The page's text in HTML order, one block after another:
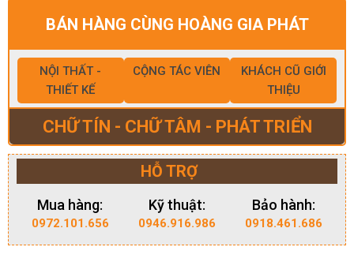
BÁN HÀNG CÙNG HOÀNG GIA PHÁT
NỘI THẤT -
THIẾT KẾ
CỘNG TÁC VIÊN
KHÁCH CŨ GIỚI
THIỆU
CHỮ TÍN - CHỮ TÂM - PHÁT TRIỂN
HỖ TRỢ
Mua hàng:
0972.101.656
Kỹ thuật:
0946.916.986
Bảo hành:
0918.461.686